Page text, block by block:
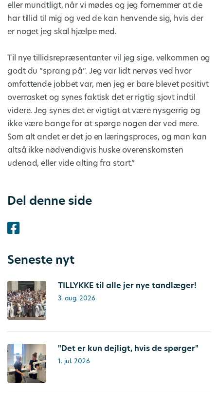
eller mundtligt, når vi mødes og jeg fornemmer at de
har tillid til mig og ved de kan henvende sig, hvis der
er noget jeg skal hjælpe med.
Til nye tillidsrepræsentanter vil jeg sige, velkommen og
godt du ”sprang på”. Jeg var lidt nervøs ved hvor
omfattende jobbet var, men jeg er bare blevet positivt
overrasket og synes faktisk det er rigtig sjovt indtil
videre. Jeg synes det er vigtigt at være nysgerrig og
ikke være bange for at spørge nogen der ved mere.
Som alt andet er det jo en læringsproces, og man kan
altså ikke nødvendigvis huske overenskomsten
udenad, eller vide alting fra start.”
Del denne side
Seneste nyt
TILLYKKE til alle jer nye tandlæger!
3. aug. 2026
"Det er kun dejligt, hvis de spørger"
1. jul. 2026